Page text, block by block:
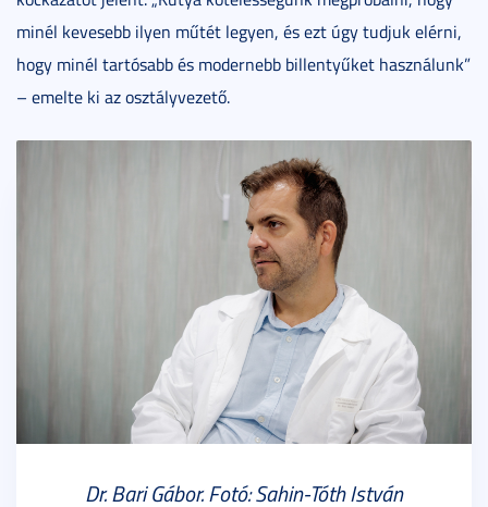
minél kevesebb ilyen műtét legyen, és ezt úgy tudjuk elérni,
hogy minél tartósabb és modernebb billentyűket használunk”
– emelte ki az osztályvezető.
Dr. Bari Gábor. Fotó: Sahin-Tóth István